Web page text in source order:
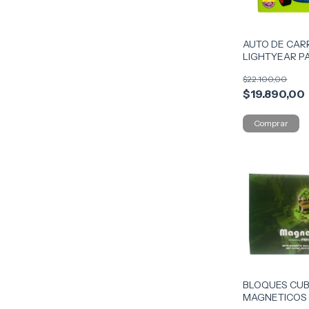
AUTO DE
LIGHTYEAR
$19.890,00
$22.100,00
BLOQUES